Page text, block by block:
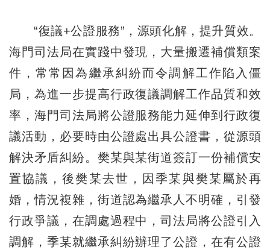
“復議+公證服務”，源頭化解，提升質效。
海門司法局在實踐中發現，大量搬遷補償類案
件，常常因為繼承糾紛而令調解工作陷入僵
局，為進一步提高行政復議調解工作品質和效
率，海門司法局將公證服務能力延伸到行政復
議活動，必要時由公證處出具公證書，從源頭
解決矛盾糾紛。樊某與某街道簽訂一份補償安
置協議，後樊某去世，因季某與樊某屬於再
婚，情況複雜，街道認為繼承人不明確，引發
行政爭議，在調處過程中，司法局將公證引入
調解，季某就繼承糾紛辦理了公證，在有公證